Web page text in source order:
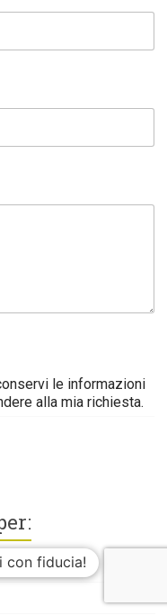
le informazioni
alla mia richiesta.
con fiducia!